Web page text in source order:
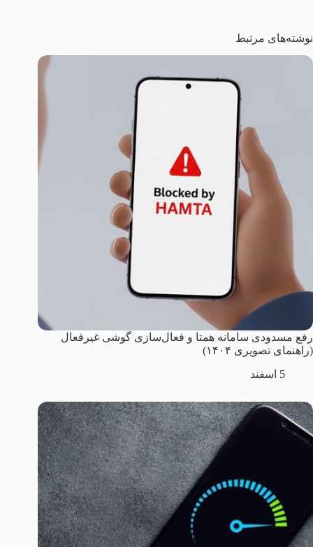
نوشته‌های مرتبط
رفع مسدودی سامانه همتا و فعال‌سازی گوشی غیرفعال
(راهنمای تصویری ۱۴۰۴)
5 اسفند